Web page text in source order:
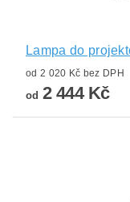
Lampa do
od 2 020 Kč bez DPH
od 2 444 Kč